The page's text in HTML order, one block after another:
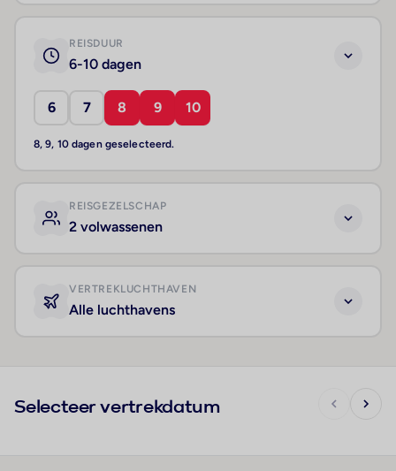
REISDUUR
6-10 dagen
6 7 8 9 10
8, 9, 10 dagen geselecteerd.
REISGEZELSCHAP
2 volwassenen
VERTREKLUCHTHAVEN
Alle luchthavens
Selecteer vertrekdatum